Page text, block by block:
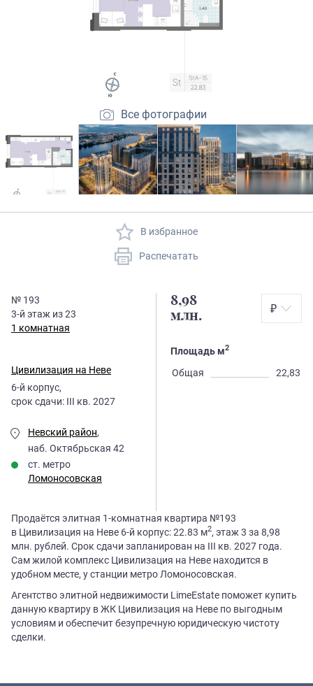
Все фотографии
В избранное
Распечатать
№ 193
3-й этаж из23
1 комнатная
Цивилизация на Неве
6-й корпус,
срок сдачи: III кв. 2027
Невский район,
наб. Октябрьская 42
ст. метро
Ломоносовская
8,98
млн.
₽
Площадь м2
Общая 22,83
Продаётся элитная 1-комнатная квартира №193
в Цивилизация на Неве 6-й корпус: 22.83 м2, этаж 3 за 8,98
млн. рублей. Срок сдачи запланирован на III кв. 2027 года.
Сам жилой комплекс Цивилизация на Неве находится в
удобном месте, у станции метро Ломоносовская.
Агентство элитной недвижимости LimeEstate поможет купить
данную квартиру в ЖК Цивилизация на Неве по выгодным
условиям и обеспечит безупречную юридическую чистоту
сделки.